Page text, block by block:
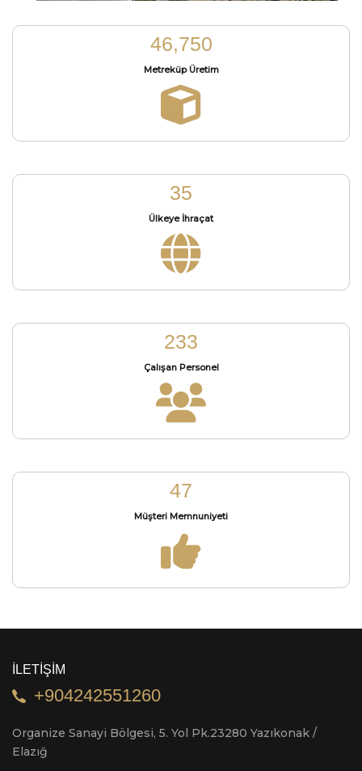
57,250
Metreküp Üretim
43
Ülkeye İhraçat
285
Çalışan Personel
57
Müşteri Memnuniyeti
İLETİŞİM
+904242551260
Organize Sanayi Bölgesi, 5. Yol Pk.23280 Yazıkonak /
Elazığ